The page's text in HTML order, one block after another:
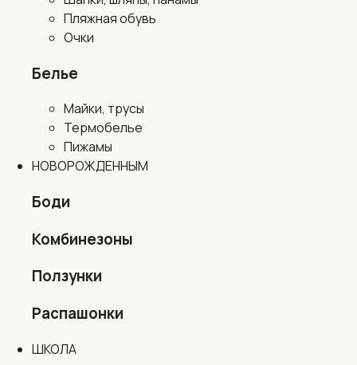
Пляжная обувь
Очки
Белье
Майки, трусы
Термобелье
Пижамы
НОВОРОЖДЕННЫМ
Боди
Комбинезоны
Ползунки
Распашонки
ШКОЛА